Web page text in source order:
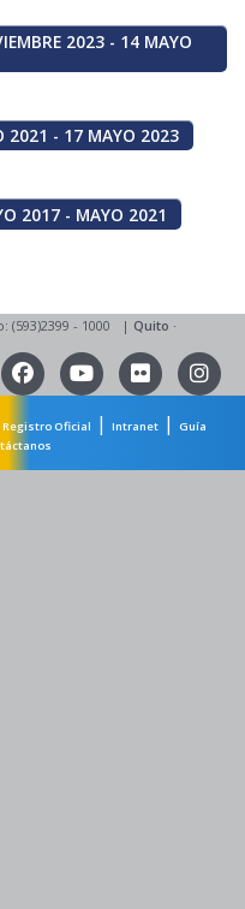
2023 - 14 MAYO
2021 - 17 MAYO 2023
2017 - MAYO 2021
(593)2399 - 1000 | Quito ·
Registro Oficial |Intranet |
Guía